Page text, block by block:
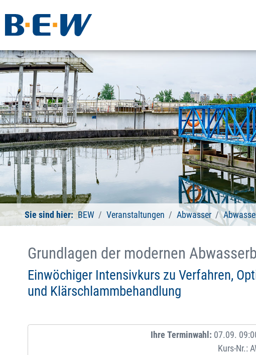
Sie sind hier: BEW Veranstaltungen Abwasser
Grundlagen der modernen
Einwöchiger Intensivkurs zu Verfahren,
und Klärschlammbehandlung
Ihre Terminwahl: 07.09.
Kurs-Nr.: